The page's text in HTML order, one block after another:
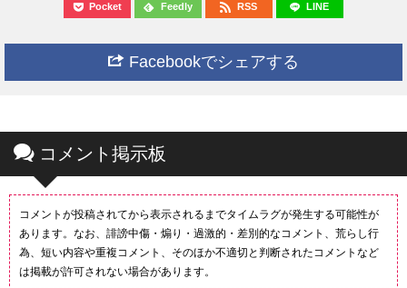
Pocket Feedly RSS LINE
Facebookでシェアする
コメント掲示板
コメントが投稿されてから表示されるまでタイムラグが発生する可能性が
あります。なお、誹謗中傷・煽り・過激的・差別的なコメント、荒らし行
為、短い内容や重複コメント、そのほか不適切と判断されたコメントなど
は掲載が許可されない場合があります。